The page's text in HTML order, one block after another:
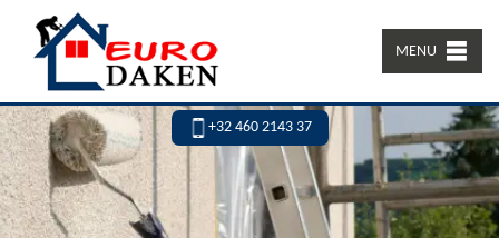
MENU
+32 460 2143 37